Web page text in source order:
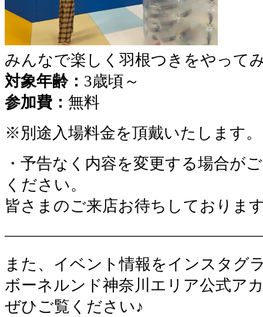
みんなで楽しく羽根つきをやって
対象年齢： 3歳頃～
参加費： 無料
※別途入場料金を頂戴いたします。
・予告なく内容を変更する場合が
ください。
皆さまのご来店お待ちしておりま
また、イベント情報をインスタグ
ボーネルンド神奈川エリア公式ア
ぜひご覧ください♪